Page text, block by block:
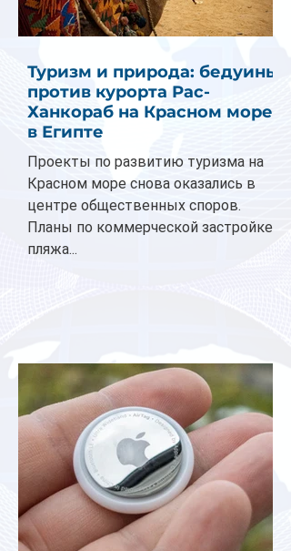
Туризм и природа: бедуины
против курорта Рас-
Ханкораб на Красном море
в Египте
Проекты по развитию туризма на
Красном море снова оказались в
центре общественных споров.
Планы по коммерческой застройке
пляжа...